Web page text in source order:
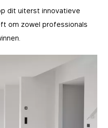
dit uiterst innovatieve
om zowel professionals